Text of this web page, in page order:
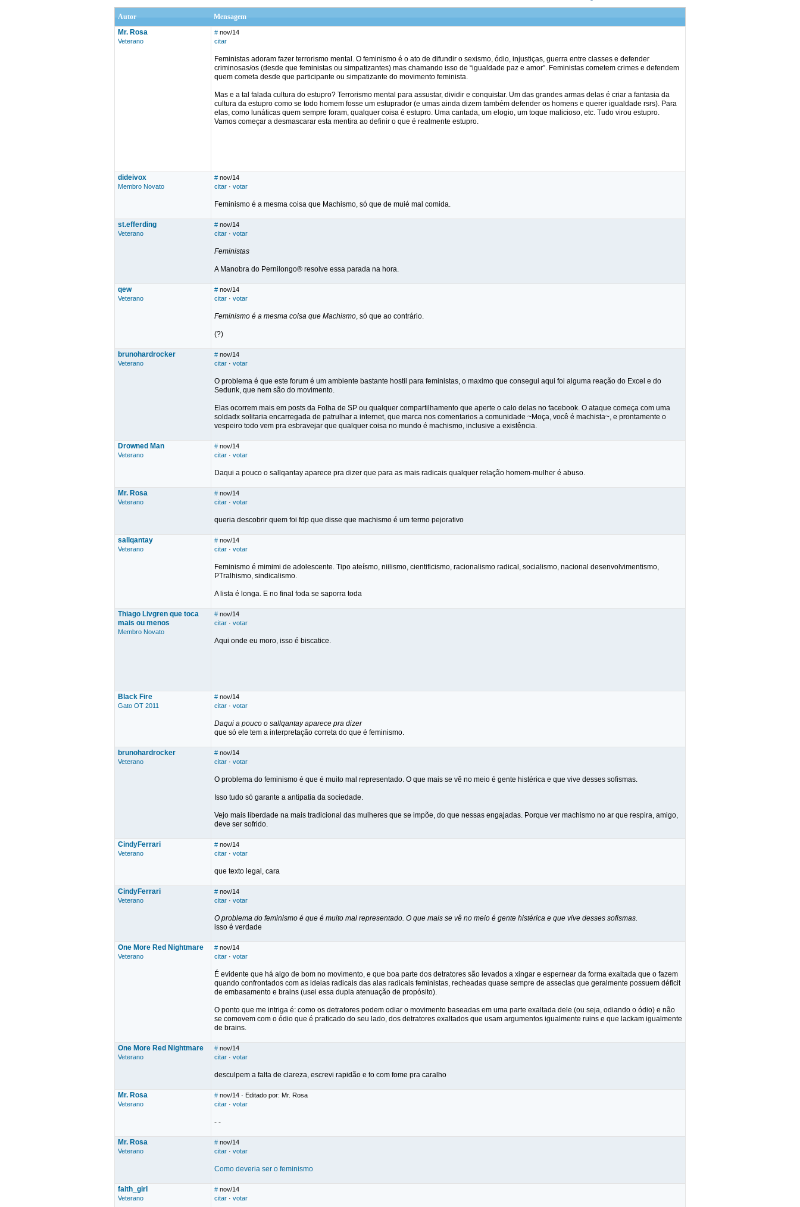
Autor
Mensagem
Mr. Rosa
Veterano
# nov/14
citar
Feministas adoram fazer terrorismo mental. O feminismo é o ato de difundir o sexismo, ódio, injustiças, guerra entre classes e defender
criminosas/os (desde que feministas ou simpatizantes) mas chamando isso de “igualdade paz e amor”. Feministas cometem crimes e defendem
quem cometa desde que participante ou simpatizante do movimento feminista.
Mas e a tal falada cultura do estupro? Terrorismo mental para assustar, dividir e conquistar. Um das grandes armas delas é criar a fantasia da
cultura da estupro como se todo homem fosse um estuprador (e umas ainda dizem também defender os homens e querer igualdade rsrs). Para
elas, como lunáticas quem sempre foram, qualquer coisa é estupro. Uma cantada, um elogio, um toque malicioso, etc. Tudo virou estupro.
Vamos começar a desmascarar esta mentira ao definir o que é realmente estupro.
dideivox
Membro Novato
# nov/14
citar · votar
Feminismo é a mesma coisa que Machismo, só que de muié mal comida.
st.efferding
Veterano
# nov/14
citar · votar
Feministas
A Manobra do Pernilongo® resolve essa parada na hora.
qew
Veterano
# nov/14
citar · votar
Feminismo é a mesma coisa que Machismo, só que ao contrário.
(?)
brunohardrocker
Veterano
# nov/14
citar · votar
O problema é que este forum é um ambiente bastante hostil para feministas, o maximo que consegui aqui foi alguma reação do Excel e do
Sedunk, que nem são do movimento.
Elas ocorrem mais em posts da Folha de SP ou qualquer compartilhamento que aperte o calo delas no facebook. O ataque começa com uma
soldadx solitaria encarregada de patrulhar a internet, que marca nos comentarios a comunidade ~Moça, você é machista~, e prontamente o
vespeiro todo vem pra esbravejar que qualquer coisa no mundo é machismo, inclusive a existência.
Drowned Man
Veterano
# nov/14
citar · votar
Daqui a pouco o sallqantay aparece pra dizer que para as mais radicais qualquer relação homem-mulher é abuso.
Mr. Rosa
Veterano
# nov/14
citar · votar
queria descobrir quem foi fdp que disse que machismo é um termo pejorativo
sallqantay
Veterano
# nov/14
citar · votar
Feminismo é mimimi de adolescente. Tipo ateísmo, niilismo, cientificismo, racionalismo radical, socialismo, nacional desenvolvimentismo,
PTralhismo, sindicalismo.
A lista é longa. E no final foda se saporra toda
Thiago Livgren que toca
mais ou menos
Membro Novato
# nov/14
citar · votar
Aqui onde eu moro, isso é biscatice.
Black Fire
Gato OT 2011
# nov/14
citar · votar
Daqui a pouco o sallqantay aparece pra dizer
que só ele tem a interpretação correta do que é feminismo.
brunohardrocker
Veterano
# nov/14
citar · votar
O problema do feminismo é que é muito mal representado. O que mais se vê no meio é gente histérica e que vive desses sofismas.
Isso tudo só garante a antipatia da sociedade.
Vejo mais liberdade na mais tradicional das mulheres que se impõe, do que nessas engajadas. Porque ver machismo no ar que respira, amigo,
deve ser sofrido.
CindyFerrari
Veterano
# nov/14
citar · votar
que texto legal, cara
CindyFerrari
Veterano
# nov/14
citar · votar
O problema do feminismo é que é muito mal representado. O que mais se vê no meio é gente histérica e que vive desses sofismas.
isso é verdade
One More Red Nightmare
Veterano
# nov/14
citar · votar
É evidente que há algo de bom no movimento, e que boa parte dos detratores são levados a xingar e espernear da forma exaltada que o fazem
quando confrontados com as ideias radicais das alas radicais feministas, recheadas quase sempre de asseclas que geralmente possuem déficit
de embasamento e brains (usei essa dupla atenuação de propósito).
O ponto que me intriga é: como os detratores podem odiar o movimento baseadas em uma parte exaltada dele (ou seja, odiando o ódio) e não
se comovem com o ódio que é praticado do seu lado, dos detratores exaltados que usam argumentos igualmente ruins e que lackam igualmente
de brains.
One More Red Nightmare
Veterano
# nov/14
citar · votar
desculpem a falta de clareza, escrevi rapidão e to com fome pra caralho
Mr. Rosa
Veterano
# nov/14 · Editado por: Mr. Rosa
citar · votar
- -
Mr. Rosa
Veterano
# nov/14
citar · votar
Como deveria ser o feminismo
faith_girl
Veterano
# nov/14
citar · votar